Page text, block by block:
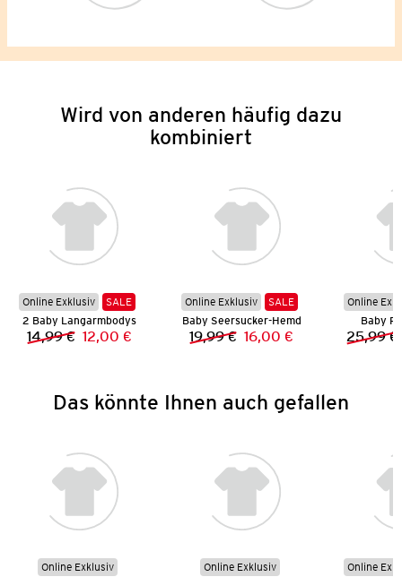
Wird von anderen häufig dazu
kombiniert
Online Exklusiv
SALE
2 Baby Langarmbodys
Vorheriger Preis:
14,99 € Neuer Preis:
12,00 €
Online Exklusiv
SALE
Baby Seersucker-Hemd
Vorheriger Preis:
19,99 € Neuer Preis:
16,00 €
Online
Baby
25,99 €
Das könnte Ihnen auch gefallen
Online Exklusiv
Online Exklusiv
Online